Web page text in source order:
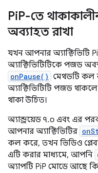
PiP-তে
অব্যাহত রাখা
যখন আপনার অ্যাক্টিভিটি
অ্যাক্টিভিটিটিকে পজড
onPause() মেথডটি কল
অ্যাক্টিভিটিটি পজড
থাকা উচিত।
অ্যান্ড্রয়েড ৭.০ এবং এর
আপনার অ্যাক্টিভিটির
কল করে, তখন ভিডিও
এটি করার মাধ্যমে, আপনি
অ্যাপটি PiP মোডে আছে